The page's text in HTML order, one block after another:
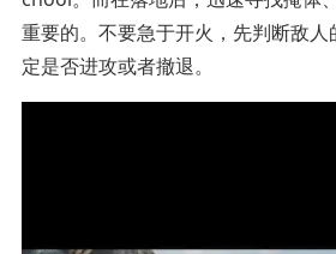
重要的。不要急于开火，先判断敌
定是否进攻或者撤退。